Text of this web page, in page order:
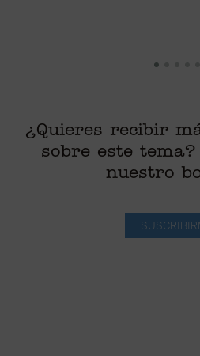
¿Quieres recibir
sobre este
nuestro